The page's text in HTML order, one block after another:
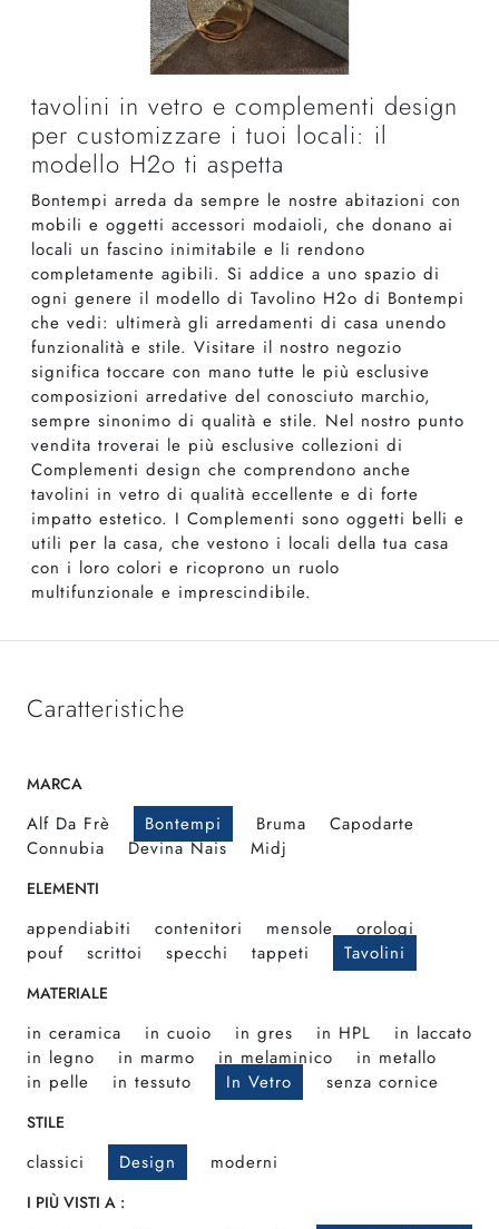
tavolini in vetro e complementi design
per customizzare i tuoi locali: il
modello H2o ti aspetta
Bontempi arreda da sempre le nostre abitazioni con
mobili e oggetti accessori modaioli, che donano ai
locali un fascino inimitabile e li rendono
completamente agibili. Si addice a uno spazio di
ogni genere il modello di Tavolino H2o di Bontempi
che vedi: ultimerà gli arredamenti di casa unendo
funzionalità e stile. Visitare il nostro negozio
significa toccare con mano tutte le più esclusive
composizioni arredative del conosciuto marchio,
sempre sinonimo di qualità e stile. Nel nostro punto
vendita troverai le più esclusive collezioni di
Complementi design che comprendono anche
tavolini in vetro di qualità eccellente e di forte
impatto estetico. I Complementi sono oggetti belli e
utili per la casa, che vestono i locali della tua casa
con i loro colori e ricoprono un ruolo
multifunzionale e imprescindibile.
Caratteristiche
MARCA
Alf Da Frè Bontempi Bruma
Capodarte
Connubia
Devina Nais Midj
ELEMENTI
appendiabiti contenitori mensole
orologi
pouf
scrittoi specchi tappeti Tavolini
MATERIALE
in ceramica in cuoio in gres in HPL
in laccato
in legno
in marmo in melaminico
in metallo
in pelle
in tessuto In Vetro senza cornice
STILE
classici Design moderni
I PIÙ VISTI A :